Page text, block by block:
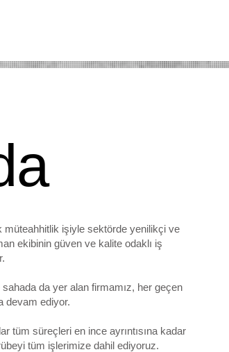
müteahhitlik işiyle sektörde yenilikçi ve
ekibinin güven ve kalite odaklı iş
da yer alan firmamız, her geçen
devam ediyor.
tüm süreçleri en ince ayrıntısına kadar
tüm işlerimize dahil ediyoruz.